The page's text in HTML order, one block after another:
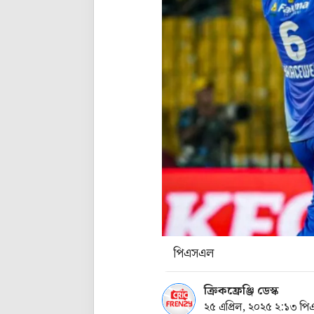
পিএসএল
ক্রিকফ্রেঞ্জি ডেস্ক
২৫ এপ্রিল, ২০২৫ ২:১৩